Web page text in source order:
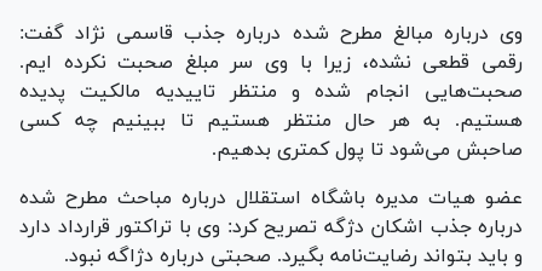
وی درباره مبالغ مطرح شده درباره جذب قاسمی نژاد گفت:
رقمی قطعی نشده، زیرا با وی سر مبلغ صحبت نکرده ایم.
صحبت‌هایی انجام شده و منتظر تاییدیه مالکیت پدیده
هستیم. به هر حال منتظر هستیم تا ببینیم چه کسی
صاحبش می‌شود تا پول کمتری بدهیم.
عضو هیات مدیره باشگاه استقلال درباره مباحث مطرح شده
درباره جذب اشکان دژگه تصریح کرد: وی با تراکتور قرارداد دارد
و باید بتواند رضایت‌نامه بگیرد. صحبتی درباره دژاگه نبود.